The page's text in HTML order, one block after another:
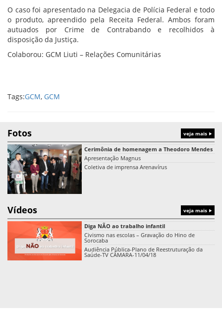
O caso foi apresentado na Delegacia de Polícia Federal e todo
o produto, apreendido pela Receita Federal. Ambos foram
autuados por Crime de Contrabando e recolhidos à
disposição da Justiça.
Colaborou: GCM Liuti – Relações Comunitárias
Tags:GCM, GCM
Fotos veja mais
Cerimônia de homenagem a Theodoro Mendes
Apresentação Magnus
Coletiva de imprensa Arenavírus
Vídeos veja mais
Diga NÃO ao trabalho infantil
Civismo nas escolas – Gravação do Hino de
Sorocaba
Audiência Pública-Plano de Reestruturação da
Saúde-TV CÂMARA-11/04/18